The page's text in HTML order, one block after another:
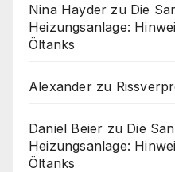
Nina Hayder zu Die
Heizungsanlage:
Öltanks
Alexanderzu
Daniel Beier zu Die
Heizungsanlage:
Öltanks